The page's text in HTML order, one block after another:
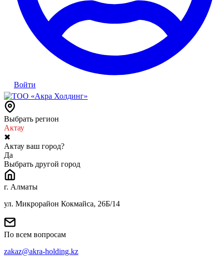
Войти
Выбрать регион
Актау
✖
Актау ваш город?
Да
Выбрать другой город
г. Алматы
ул. Микрорайон Кокмайса, 26Б/14
По всем вопросам
zakaz@akra-holding.kz